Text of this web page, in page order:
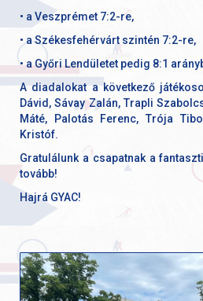
• a Veszprémet 7:2-re,
• a Székesfehérvárt szintén 7:2-re,
• a Győri Lendületet pedig 8:1
A diadalokat a következő
Dávid, Sávay Zalán, Trapli
Máté, Palotás Ferenc, Trója
Kristóf.
Gratulálunk a csapatnak a
tovább!
Hajrá GYAC!